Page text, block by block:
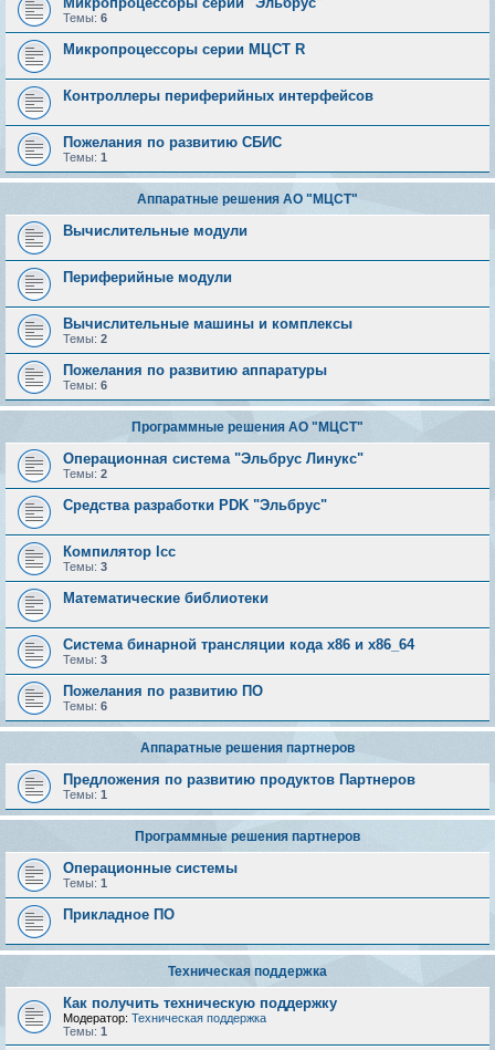
Темы: 6
Микропроцессоры серии МЦСТ R
Контроллеры периферийных интерфейсов
Пожелания по развитию СБИС
Темы: 1
Аппаратные решения АО "МЦСТ"
Вычислительные модули
Периферийные модули
Вычислительные машины и комплексы
Темы: 2
Пожелания по развитию аппаратуры
Темы: 6
Программные решения АО "МЦСТ"
Операционная система "Эльбрус Линукс"
Темы: 2
Средства разработки PDK "Эльбрус"
Компилятор lcc
Темы: 3
Математические библиотеки
Система бинарной трансляции кода х86 и х86_64
Темы: 3
Пожелания по развитию ПО
Темы: 6
Аппаратные решения партнеров
Предложения по развитию продуктов Партнеров
Темы: 1
Программные решения партнеров
Операционные системы
Темы: 1
Прикладное ПО
Техническая поддержка
Как получить техническую поддержку
Модератор: Техническая поддержка
Темы: 1